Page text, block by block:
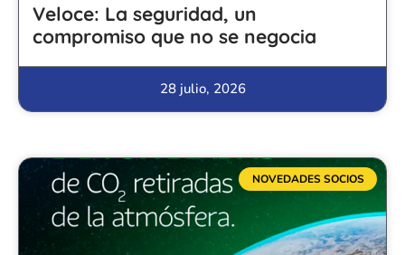
Veloce: La seguridad, un
compromiso que no se negocia
28 julio, 2026
NOVEDADES SOCIOS